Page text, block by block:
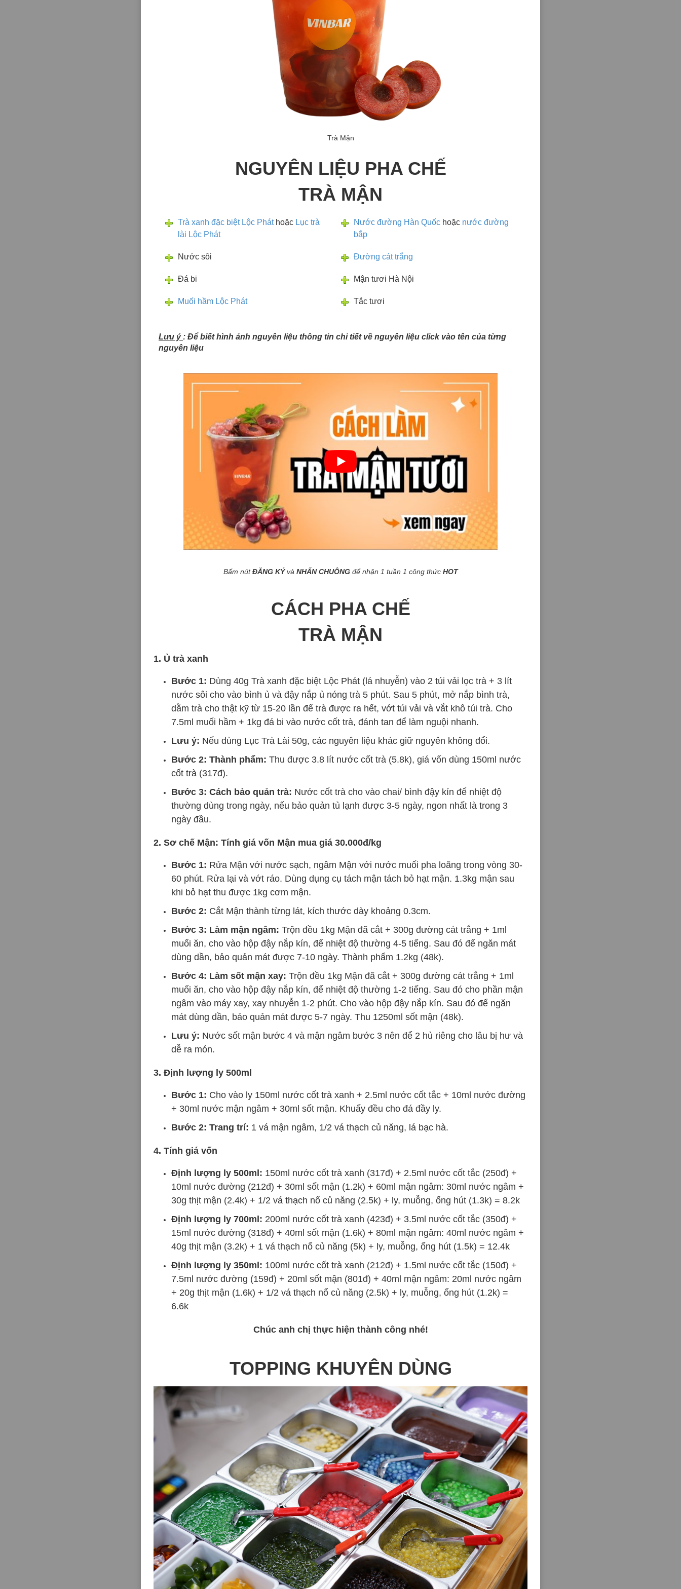
Trà Mận
NGUYÊN LIỆU PHA CHẾ
TRÀ MẬN
Trà xanh đặc biệt Lộc Pháthoặc Lục trà
lài Lộc Phát
Nước sôi
Đá bi
Muối hầm Lộc Phát
Nước đường Hàn Quốchoặc nước đường
bắp
Đường cát trắng
Mận tươi Hà Nội
Tắc tươi
Lưu ý : Để biết hình ảnh nguyên liệu thông tin chi tiết về nguyên liệu click vào tên của từng
nguyên liệu
Bấm nútĐĂNG KÝvà NHẤN CHUÔNG để nhận 1 tuần 1 công thứcHOT
CÁCH PHA CHẾ
TRÀ MẬN
1. Ủ trà xanh
Bước 1: Dùng 40g Trà xanh đặc biệt Lộc Phát (lá nhuyễn) vào 2 túi vải lọc trà + 3 lít
nước sôi cho vào bình ủ và đậy nắp ủ nóng trà 5 phút. Sau 5 phút, mở nắp bình trà,
dằm trà cho thật kỹ từ 15-20 lần để trà được ra hết, vớt túi vải và vắt khô túi trà. Cho
7.5ml muối hầm + 1kg đá bi vào nước cốt trà, đánh tan để làm nguội nhanh.
Lưu ý: Nếu dùng Lục Trà Lài 50g, các nguyên liệu khác giữ nguyên không đổi.
Bước 2: Thành phẩm: Thu được 3.8 lít nước cốt trà (5.8k), giá vốn dùng 150ml nước
cốt trà (317đ).
Bước 3: Cách bảo quản trà: Nước cốt trà cho vào chai/ bình đậy kín để nhiệt độ
thường dùng trong ngày, nếu bảo quản tủ lạnh được 3-5 ngày, ngon nhất là trong 3
ngày đầu.
2. Sơ chế Mận: Tính giá vốn Mận mua giá 30.000đ/kg
Bước 1: Rửa Mận với nước sạch, ngâm Mận với nước muối pha loãng trong vòng 30-
60 phút. Rửa lại và vớt ráo. Dùng dụng cụ tách mận tách bỏ hạt mận. 1.3kg mận sau
khi bỏ hạt thu được 1kg cơm mận.
Bước 2: Cắt Mận thành từng lát, kích thước dày khoảng 0.3cm.
Bước 3: Làm mận ngâm: Trộn đều 1kg Mận đã cắt + 300g đường cát trắng + 1ml
muối ăn, cho vào hộp đậy nắp kín, để nhiệt độ thường 4-5 tiếng. Sau đó để ngăn mát
dùng dần, bảo quản mát được 7-10 ngày. Thành phẩm 1.2kg (48k).
Bước 4: Làm sốt mận xay: Trộn đều 1kg Mận đã cắt + 300g đường cát trắng + 1ml
muối ăn, cho vào hộp đậy nắp kín, để nhiệt độ thường 1-2 tiếng. Sau đó cho phần mận
ngâm vào máy xay, xay nhuyễn 1-2 phút. Cho vào hộp đậy nắp kín. Sau đó để ngăn
mát dùng dần, bảo quản mát được 5-7 ngày. Thu 1250ml sốt mận (48k).
Lưu ý: Nước sốt mận bước 4 và mận ngâm bước 3 nên để 2 hủ riêng cho lâu bị hư và
dễ ra món.
3. Định lượng ly 500ml
Bước 1: Cho vào ly 150ml nước cốt trà xanh + 2.5ml nước cốt tắc + 10ml nước đường
+ 30ml nước mận ngâm + 30ml sốt mận. Khuấy đều cho đá đầy ly.
Bước 2: Trang trí: 1 vá mận ngâm, 1/2 vá thạch củ năng, lá bạc hà.
4. Tính giá vốn
Định lượng ly 500ml: 150ml nước cốt trà xanh (317đ) + 2.5ml nước cốt tắc (250đ) +
10ml nước đường (212đ) + 30ml sốt mận (1.2k) + 60ml mận ngâm: 30ml nước ngâm +
30g thịt mận (2.4k) + 1/2 vá thạch nổ củ năng (2.5k) + ly, muỗng, ống hút (1.3k) = 8.2k
Định lượng ly 700ml: 200ml nước cốt trà xanh (423đ) + 3.5ml nước cốt tắc (350đ) +
15ml nước đường (318đ) + 40ml sốt mận (1.6k) + 80ml mận ngâm: 40ml nước ngâm +
40g thịt mận (3.2k) + 1 vá thạch nổ củ năng (5k) + ly, muỗng, ống hút (1.5k) = 12.4k
Định lượng ly 350ml: 100ml nước cốt trà xanh (212đ) + 1.5ml nước cốt tắc (150đ) +
7.5ml nước đường (159đ) + 20ml sốt mận (801đ) + 40ml mận ngâm: 20ml nước ngâm
+ 20g thịt mận (1.6k) + 1/2 vá thạch nổ củ năng (2.5k) + ly, muỗng, ống hút (1.2k) =
6.6k
Chúc anh chị thực hiện thành công nhé!
TOPPING KHUYÊN DÙNG